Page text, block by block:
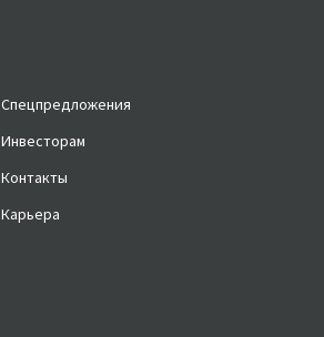
Спецпредложения
Инвесторам
Контакты
Карьера